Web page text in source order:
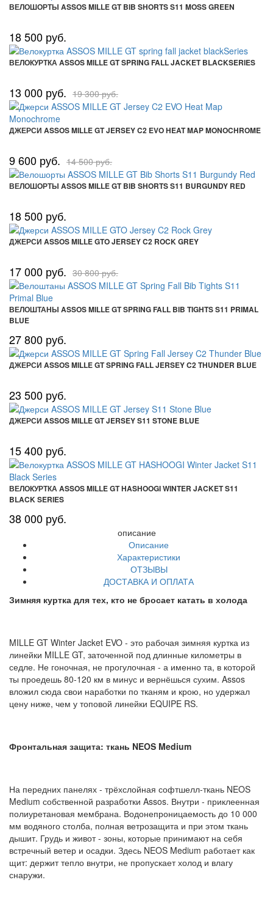
ВЕЛОШОРТЫ ASSOS MILLE GT BIB SHORTS S11 MOSS GREEN
18 500 руб.
ВЕЛОКУРТКА ASSOS MILLE GT SPRING FALL JACKET BLACKSERIES
13 000 руб. 19 300 руб.
ДЖЕРСИ ASSOS MILLE GT JERSEY C2 EVO HEAT MAP MONOCHROME
9 600 руб. 14 500 руб.
ВЕЛОШОРТЫ ASSOS MILLE GT BIB SHORTS S11 BURGUNDY RED
18 500 руб.
ДЖЕРСИ ASSOS MILLE GTO JERSEY C2 ROCK GREY
17 000 руб. 30 800 руб.
ВЕЛОШТАНЫ ASSOS MILLE GT SPRING FALL BIB TIGHTS S11 PRIMAL
BLUE
27 800 руб.
ДЖЕРСИ ASSOS MILLE GT SPRING FALL JERSEY C2 THUNDER BLUE
23 500 руб.
ДЖЕРСИ ASSOS MILLE GT JERSEY S11 STONE BLUE
15 400 руб.
ВЕЛОКУРТКА ASSOS MILLE GT HASHOOGI WINTER JACKET S11
BLACK SERIES
38 000 руб.
описание
Описание
Характеристики
ОТЗЫВЫ
ДОСТАВКА И ОПЛАТА
Зимняя куртка для тех, кто не бросает катать в холода
MILLE GT Winter Jacket EVO - это рабочая зимняя куртка из
линейки MILLE GT, заточенной под длинные километры в
седле. Не гоночная, не прогулочная - а именно та, в которой
ты проедешь 80-120 км в минус и вернёшься сухим. Assos
вложил сюда свои наработки по тканям и крою, но удержал
цену ниже, чем у топовой линейки EQUIPE RS.
Фронтальная защита: ткань NEOS Medium
На передних панелях - трёхслойная софтшелл-ткань NEOS
Medium собственной разработки Assos. Внутри - приклеенная
полиуретановая мембрана. Водонепроницаемость до 10 000
мм водяного столба, полная ветрозащита и при этом ткань
дышит. Грудь и живот - зоны, которые принимают на себя
встречный ветер и осадки. Здесь NEOS Medium работает как
щит: держит тепло внутри, не пропускает холод и влагу
снаружи.